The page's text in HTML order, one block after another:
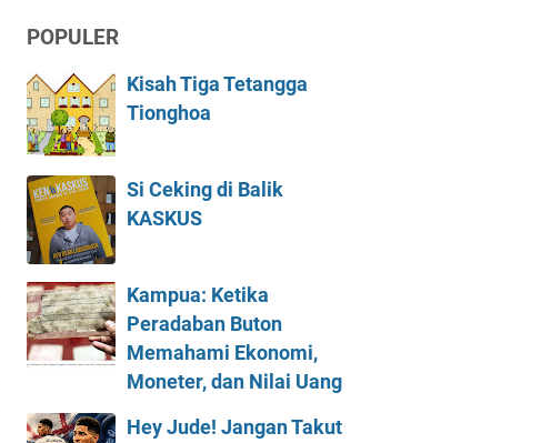
POPULER
Kisah Tiga Tetangga
Tionghoa
Si Ceking di Balik
KASKUS
Kampua: Ketika
Peradaban Buton
Memahami Ekonomi,
Moneter, dan Nilai Uang
Hey Jude! Jangan Takut